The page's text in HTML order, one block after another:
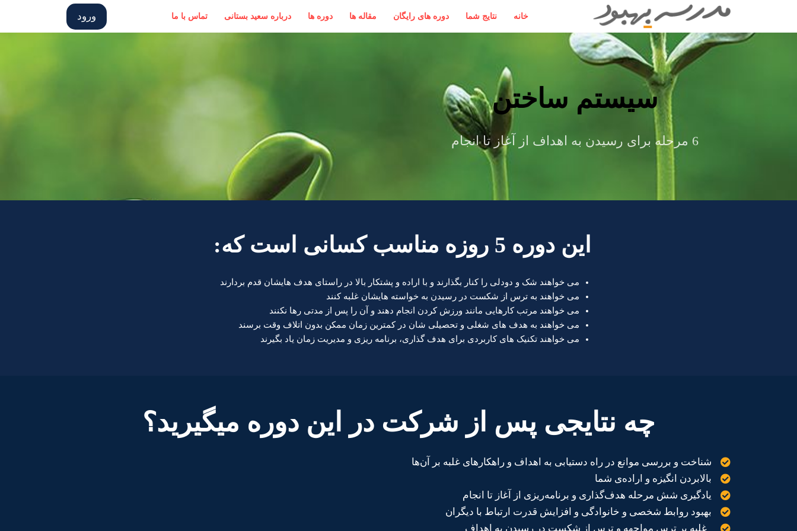
خانه نتایج شما دوره های رایگان مقاله ها دوره ها درباره سعید بستانی تماس با ما ورود
سیستم ساختن
6 مرحله برای رسیدن به اهداف از آغاز تا انجام
این دوره 5 روزه مناسب کسانی است که:
می خواهند شک و دودلی را کنار بگذارند و با اراده و پشتکار بالا در راستای هدف هایشان قدم بردارند
می خواهند به ترس از شکست در رسیدن به خواسته هایشان غلبه کنند
می خواهند مرتب کارهایی مانند ورزش کردن انجام دهند و آن را پس از مدتی رها نکنند
می خواهند به هدف های شغلی و تحصیلی شان در کمترین زمان ممکن بدون اتلاف وقت برسند
می خواهند تکنیک های کاربردی برای هدف گذاری، برنامه ریزی و مدیریت زمان یاد بگیرند
چه نتایجی پس از شرکت در این دوره میگیرید؟
شناخت و بررسی موانع در راه دستیابی به اهداف و راهکارهای غلبه بر آن‌ها
بالابردن انگیزه و اراده‌ی شما
یادگیری شش مرحله‌ هدف‌گذاری و برنامه‌ریزی از آغاز تا انجام
بهبود روابط شخصی و خانوادگی و افزایش قدرت ارتباط با دیگران
غلبه بر ترس مواجهه و ترس از شکست در رسیدن به اهداف